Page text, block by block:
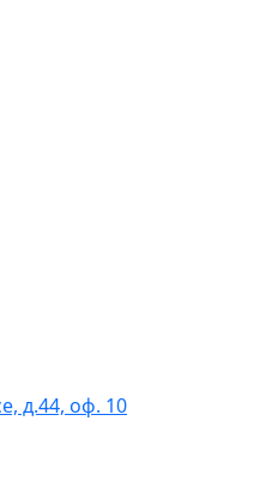
д.44, оф. 10